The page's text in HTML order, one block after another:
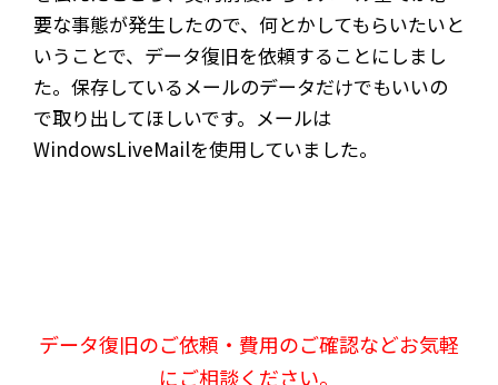
要な事態が発生したので、何とかしてもらいたいと
いうことで、データ復旧を依頼することにしまし
た。保存しているメールのデータだけでもいいの
で取り出してほしいです。メールは
WindowsLiveMailを使用していました。
データ復旧のご依頼・費用のご確認などお気軽
にご相談ください。